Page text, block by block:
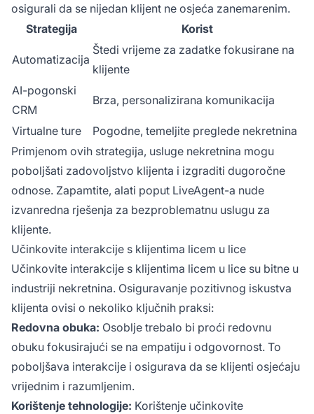
osigurali da se nijedan klijent ne osjeća zanemarenim.
Strategija
Korist
Automatizacija
Štedi vrijeme za zadatke fokusirane na
klijente
AI-pogonski
CRM
Brza, personalizirana komunikacija
Virtualne ture
Pogodne, temeljite preglede nekretnina
Primjenom ovih strategija, usluge nekretnina mogu
poboljšati zadovoljstvo klijenta i izgraditi dugoročne
odnose. Zapamtite, alati poput LiveAgent-a nude
izvanredna rješenja za bezproblematnu uslugu za
klijente.
Učinkovite interakcije s klijentima licem u lice
Učinkovite interakcije s klijentima licem u lice su bitne u
industriji nekretnina. Osiguravanje pozitivnog iskustva
klijenta ovisi o nekoliko ključnih praksi:
Redovna obuka: Osoblje trebalo bi proći redovnu
obuku fokusirajući se na empatiju i odgovornost. To
poboljšava interakcije i osigurava da se klijenti osjećaju
vrijednim i razumljenim.
Korištenje tehnologije: Korištenje učinkovite